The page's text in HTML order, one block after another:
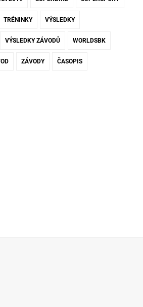
TRÉNINKY VÝSLEDKY
VÝSLEDKY ZÁVODŮ WORLDSBK
ZÁVODY ČASOPIS